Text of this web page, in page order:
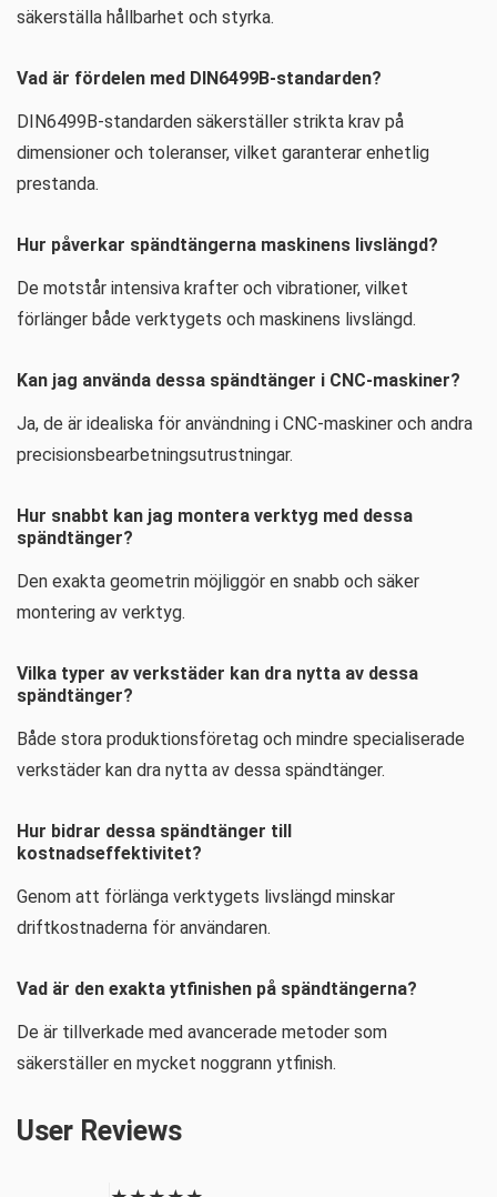
säkerställa hållbarhet och styrka.
Vad är fördelen med DIN6499B-standarden?
DIN6499B-standarden säkerställer strikta krav på
dimensioner och toleranser, vilket garanterar enhetlig
prestanda.
Hur påverkar spändtängerna maskinens livslängd?
De motstår intensiva krafter och vibrationer, vilket
förlänger både verktygets och maskinens livslängd.
Kan jag använda dessa spändtänger i CNC-maskiner?
Ja, de är idealiska för användning i CNC-maskiner och andra
precisionsbearbetningsutrustningar.
Hur snabbt kan jag montera verktyg med dessa
spändtänger?
Den exakta geometrin möjliggör en snabb och säker
montering av verktyg.
Vilka typer av verkstäder kan dra nytta av dessa
spändtänger?
Både stora produktionsföretag och mindre specialiserade
verkstäder kan dra nytta av dessa spändtänger.
Hur bidrar dessa spändtänger till
kostnadseffektivitet?
Genom att förlänga verktygets livslängd minskar
driftkostnaderna för användaren.
Vad är den exakta ytfinishen på spändtängerna?
De är tillverkade med avancerade metoder som
säkerställer en mycket noggrann ytfinish.
User Reviews